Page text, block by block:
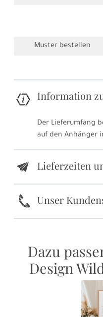
Muster bestellen
Information
Der Lieferumfang
auf den Anhänger
e Lieferzeiten
k Unser
Dazu
Design